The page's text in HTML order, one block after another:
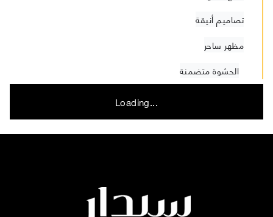
تصاميم أنيقة
مظهر ساحر
الحشوة متضمنة
Loading...